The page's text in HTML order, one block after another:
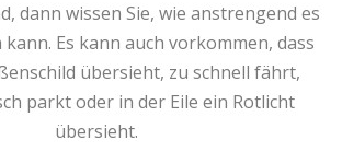
dann wissen Sie, wie anstrengend es
kann. Es kann auch vorkommen, dass
übersieht, zu schnell fährt,
parkt oder in der Eile ein Rotlicht
übersieht.